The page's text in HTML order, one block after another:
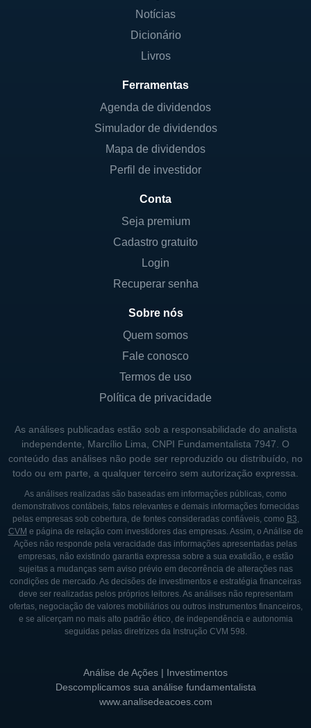
Notícias
Dicionário
Livros
Ferramentas
Agenda de dividendos
Simulador de dividendos
Mapa de dividendos
Perfil de investidor
Conta
Seja premium
Cadastro gratuito
Login
Recuperar senha
Sobre nós
Quem somos
Fale conosco
Termos de uso
Política de privacidade
As análises publicadas estão sob a responsabilidade do analista
independente, Marcílio Lima, CNPI Fundamentalista 7947. O
conteúdo das análises não pode ser reproduzido ou distribuído, no
todo ou em parte, a qualquer terceiro sem autorização expressa.
As análises realizadas são baseadas em informações públicas, como
demonstrativos contábeis, fatos relevantes e demais informações fornecidas
pelas empresas sob cobertura, de fontes consideradas confiáveis, como B3,
CVM e página de relação com investidores das empresas. Assim, o Análise de
Ações não responde pela veracidade das informações apresentadas pelas
empresas, não existindo garantia expressa sobre a sua exatidão, e estão
sujeitas a mudanças sem aviso prévio em decorrência de alterações nas
condições de mercado. As decisões de investimentos e estratégia financeiras
deve ser realizadas pelos próprios leitores. As análises não representam
ofertas, negociação de valores mobiliários ou outros instrumentos financeiros,
e se alicerçam no mais alto padrão ético, de independência e autonomia
seguidas pelas diretrizes da Instrução CVM 598.
Análise de Ações | Investimentos
Descomplicamos sua análise fundamentalista
www.analisedeacoes.com